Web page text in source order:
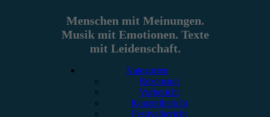
Menschen mit Meinungen.
Musik mit Emotionen. Texte
mit Leidenschaft.
Kategorien
Rezension
Vorbericht
Konzertbericht
Festivalbericht